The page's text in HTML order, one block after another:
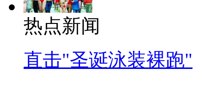
热点新闻
直击"圣诞泳装裸跑"